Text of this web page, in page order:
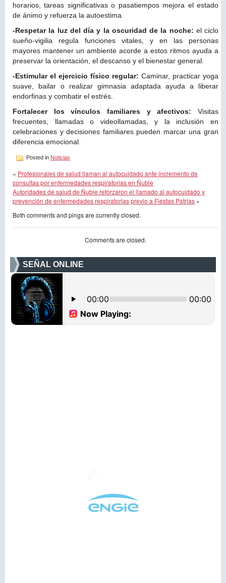
horarios, tareas significativas o pasatiempos mejora el estado
de ánimo y refuerza la autoestima.
-Respetar la luz del día y la oscuridad de la noche: el ciclo
sueño-vigilia regula funciones vitales, y en las personas
mayores mantener un ambiente acorde a estos ritmos ayuda a
preservar la orientación, el descanso y el bienestar general.
-Estimular el ejercicio físico regular: Caminar, practicar yoga
suave, bailar o realizar gimnasia adaptada ayuda a liberar
endorfinas y combatir el estrés.
Fortalecer los vínculos familiares y afectivos: Visitas
frecuentes, llamadas o videollamadas, y la inclusión en
celebraciones y decisiones familiares pueden marcar una gran
diferencia emocional.
Posted in Noticias
« Profesionales de salud llaman al autocuidado ante incremento de
consultas por enfermedades respiratorias en Ñuble
Autoridades de salud de Ñuble reforzaron el llamado al autocuidado y
prevención de enfermedades respiratorias previo a Fiestas Patrias »
Both comments and pings are currently closed.
Comments are closed.
SEÑAL ONLINE